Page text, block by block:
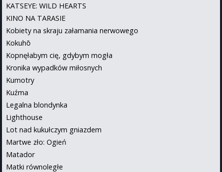
KATSEYE: WILD HEARTS
KINO NA TARASIE
Kobiety na skraju załamania nerwowego
Kokuhō
Kopnęłabym cię, gdybym mogła
Kronika wypadków miłosnych
Kumotry
Kuźma
Legalna blondynka
Lighthouse
Lot nad kukułczym gniazdem
Martwe zło: Ogień
Matador
Matki równoległe